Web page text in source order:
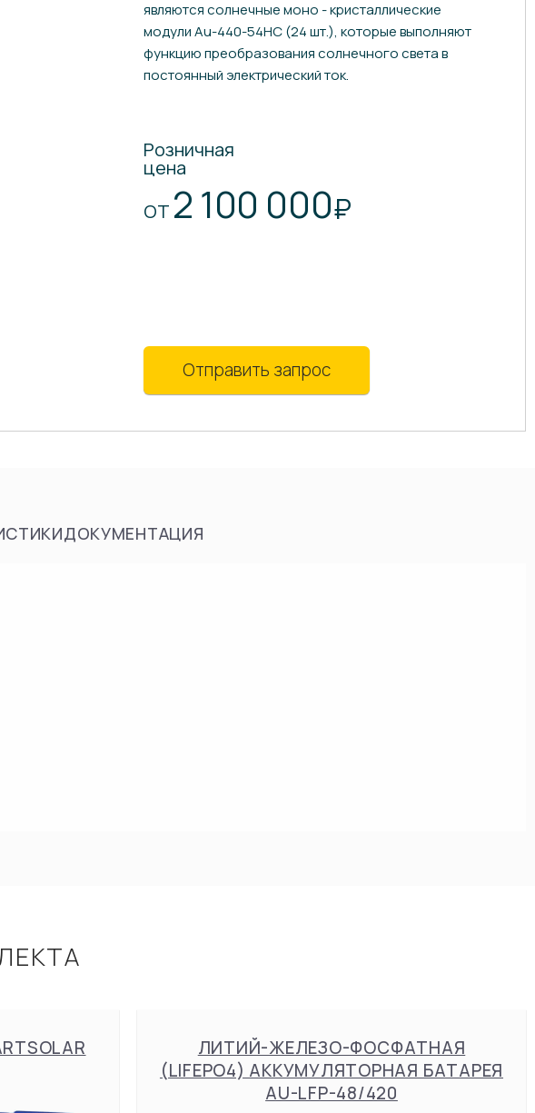
являются солнечные моно - кристаллические
модули Au-440-54HC (24 шт.), которые выполняют
функцию преобразования солнечного света в
постоянный электрический ток.
Розничная
цена
ОТ 2 100 000₽
Отправить запрос
ДОКУМЕНТАЦИЯ
ЛИТИЙ-ЖЕЛЕЗО-ФОСФАТНАЯ
(LIFEPO4) АККУМУЛЯТОРНАЯ БАТАРЕЯ
AU-LFP-48/420